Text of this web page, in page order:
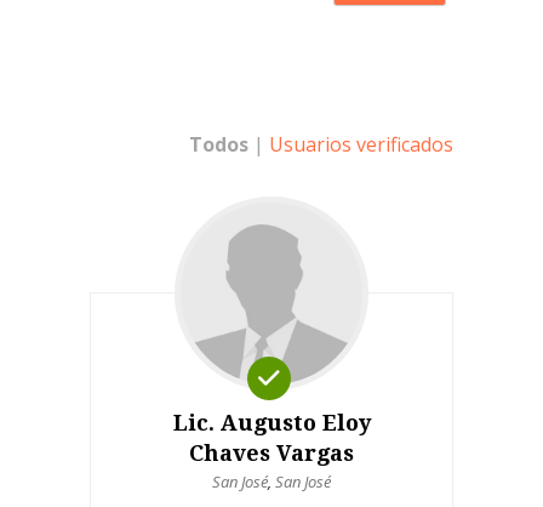
Todos | Usuarios verificados
Lic. Augusto Eloy
Chaves Vargas
San José, San José